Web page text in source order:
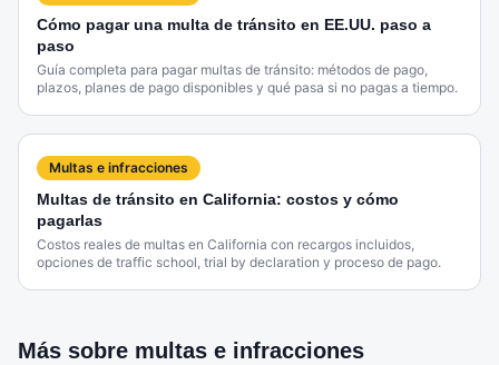
Cómo pagar una multa de tránsito en EE.UU. paso a
paso
Guía completa para pagar multas de tránsito: métodos de pago,
plazos, planes de pago disponibles y qué pasa si no pagas a tiempo.
Multas e infracciones
Multas de tránsito en California: costos y cómo
pagarlas
Costos reales de multas en California con recargos incluidos,
opciones de traffic school, trial by declaration y proceso de pago.
Más sobre multas e infracciones